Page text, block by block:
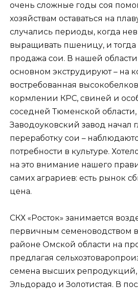
очень сложные годы соя
хозяйствам оставаться на
случались периоды, когда
выращивать пшеницу, и тогда
продажа сои. В нашей области
основном экструдируют – на
востребованная
кормлении КРС, свиней и
соседней Тюменской
Заводоуковский завод начал
переработку сои –
потребности в культуре.
на это внимание нашего
самих аграриев: есть рынок
цена.
СКХ «Росток» занимается
первичным семеноводством
районе Омской области на
предлагая
семена высших репродукций,
Эльдорадо и Золотистая. В